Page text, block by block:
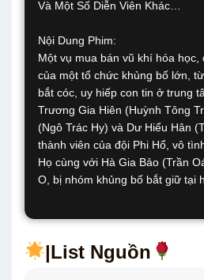
Và Một Số Diễn Viên Khác…
Nội Dung Phim:
Một vụ mua bán vũ khí hóa
của một tổ chức khủng bố lớn,
bắt cóc, uy hiếp con tin ở trung
Trương Gia Hiên (Huỳnh Tông
(Ngô Trác Hy) và Dư Hiểu Hân
thành viên của đội Phi Hổ, vô
Họ cùng với Hà Gia Bảo (Trần
O, bị nhóm khủng bố bắt giữ tại
|List Nguồn